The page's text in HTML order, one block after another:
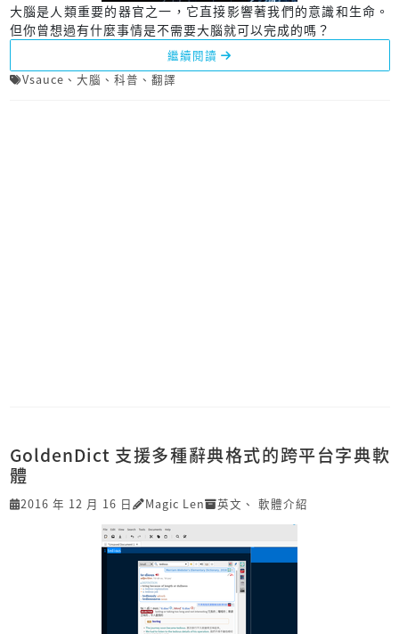
大腦是人類重要的器官之一，它直接影響著我們的意識和生命。
但你曾想過有什麼事情是不需要大腦就可以完成的嗎？
繼續閱讀
Vsauce 、 大腦 、 科普 、 翻譯
GoldenDict 支援多種辭典格式的跨平台字典軟
體
2016 年 12 月 16 日 Magic Len 英文 、 軟體介紹